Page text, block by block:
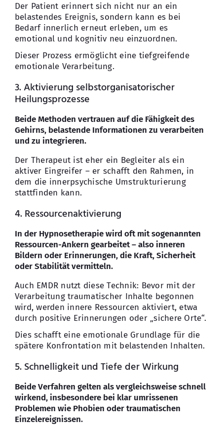
Der Patient erinnert sich nicht nur an ein
belastendes Ereignis, sondern kann es bei
Bedarf innerlich erneut erleben, um es
emotional und kognitiv neu einzuordnen.
Dieser Prozess ermöglicht eine tiefgreifende
emotionale Verarbeitung.
3. Aktivierung selbstorganisatorischer
Heilungsprozesse
Beide Methoden vertrauen auf die Fähigkeit des
Gehirns, belastende Informationen zu verarbeiten
und zu integrieren.
Der Therapeut ist eher ein Begleiter als ein
aktiver Eingreifer – er schafft den Rahmen, in
dem die innerpsychische Umstrukturierung
stattfinden kann.
4. Ressourcenaktivierung
In der Hypnosetherapie wird oft mit sogenannten
Ressourcen-Ankern gearbeitet – also inneren
Bildern oder Erinnerungen, die Kraft, Sicherheit
oder Stabilität vermitteln.
Auch EMDR nutzt diese Technik: Bevor mit der
Verarbeitung traumatischer Inhalte begonnen
wird, werden innere Ressourcen aktiviert, etwa
durch positive Erinnerungen oder „sichere Orte“.
Dies schafft eine emotionale Grundlage für die
spätere Konfrontation mit belastenden Inhalten.
5. Schnelligkeit und Tiefe der Wirkung
Beide Verfahren gelten als vergleichsweise schnell
wirkend, insbesondere bei klar umrissenen
Problemen wie Phobien oder traumatischen
Einzelereignissen.